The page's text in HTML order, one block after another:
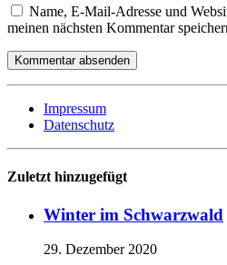
Name, E-Mail-Adresse und
meinen nächsten Kommentar
Impressum
Datenschutz
Zuletzt hinzugefügt
Winter im Schwarzwald
29. Dezember 2020